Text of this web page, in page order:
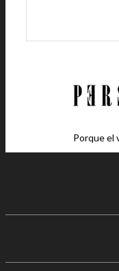
Porque el